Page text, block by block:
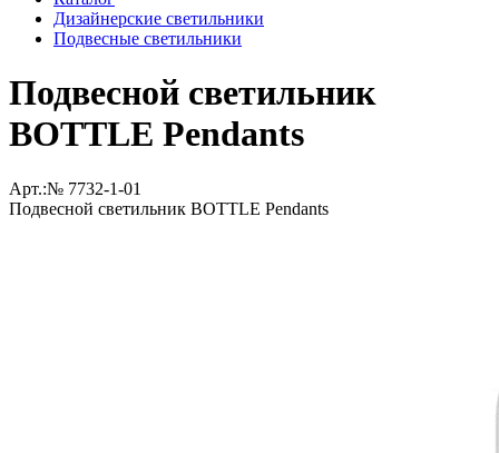
Дизайнерские светильники
Подвесные светильники
Подвесной светильник
BOTTLE Pendants
Арт.:№ 7732-1-01
Подвесной светильник BOTTLE Pendants